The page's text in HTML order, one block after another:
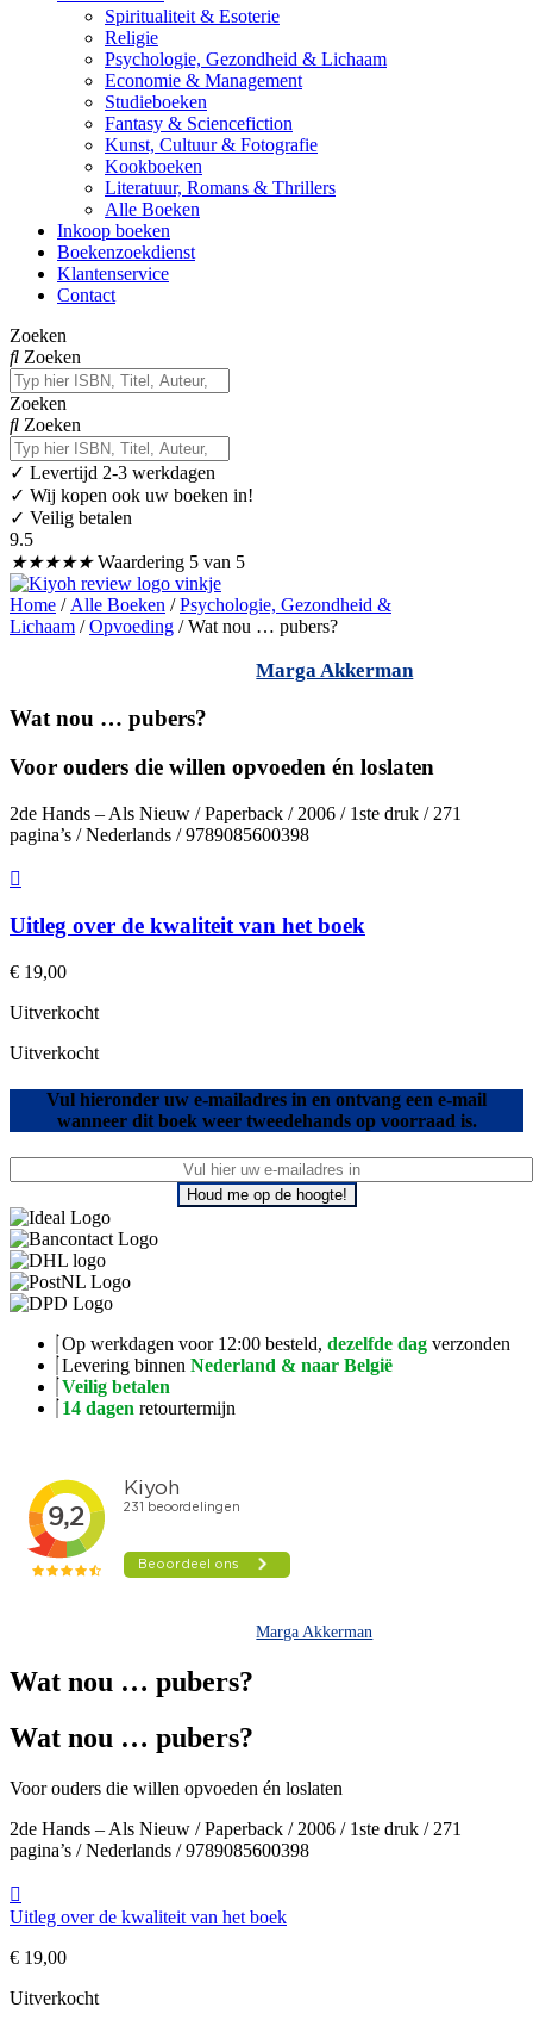
Spiritualiteit & Esoterie
Religie
Psychologie, Gezondheid & Lichaam
Economie & Management
Studieboeken
Fantasy & Sciencefiction
Kunst, Cultuur & Fotografie
Kookboeken
Literatuur, Romans & Thrillers
Alle Boeken
Inkoop boeken
Boekenzoekdienst
Klantenservice
Contact
Zoeken
Zoeken
Zoeken
Zoeken
✓ Levertijd 2-3 werkdagen
✓ Wij kopen ook uw boeken in!
✓ Veilig betalen
9.5
★★★★★ Waardering 5 van 5
Home / Alle Boeken /Psychologie, Gezondheid &
Lichaam /Opvoeding / Wat nou … pubers?
Marga Akkerman
Wat nou … pubers?
Voor ouders die willen opvoeden én loslaten
2de Hands – Als Nieuw / Paperback / 2006 / 1ste druk / 271
pagina’s / Nederlands / 9789085600398
Uitleg over de kwaliteit van het boek
€ 19,00
Uitverkocht
Uitverkocht
Vul hieronder uw e-mailadres in en ontvang een e-mail
wanneer dit boek weer tweedehands op voorraad is.
Houd me op de hoogte!
Op werkdagen voor 12:00 besteld, dezelfde dag verzonden
Levering binnen Nederland & naar België
Veilig betalen
14 dagen retourtermijn
Marga Akkerman
Wat nou … pubers?
Wat nou … pubers?
Voor ouders die willen opvoeden én loslaten
2de Hands – Als Nieuw / Paperback / 2006 / 1ste druk / 271
pagina’s / Nederlands / 9789085600398
Uitleg over de kwaliteit van het boek
€ 19,00
Uitverkocht